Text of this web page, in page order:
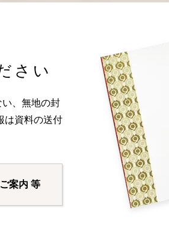
さい
、無地の封
は資料の送付
案内 等